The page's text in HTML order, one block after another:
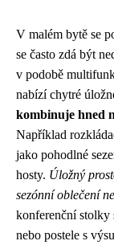
V malém bytě se
se často zdá být
v podobě
nabízí chytré
kombinuje hned
Například
jako pohodlné
hosty. Úložný
sezónní oblečení
konferenční stolky
nebo postele s